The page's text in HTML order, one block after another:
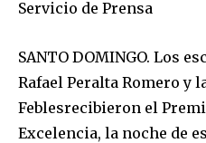
Servicio de Prensa
SANTO DOMINGO. Los
Rafael Peralta Romero y
Feblesrecibieron el
Excelencia, la noche de